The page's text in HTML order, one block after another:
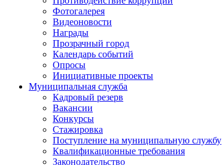
Фотогалерея
Видеоновости
Награды
Прозрачный город
Календарь событий
Опросы
Инициативные проекты
Муниципальная служба
Кадровый резерв
Вакансии
Конкурсы
Стажировка
Поступление на муниципальную службу
Квалификационные требования
Законодательство